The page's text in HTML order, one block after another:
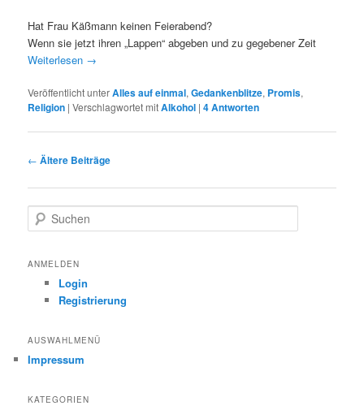
Hat Frau Käßmann keinen Feierabend?
Wenn sie jetzt ihren „Lappen“ abgeben und zu gegebener Zeit
Weiterlesen →
Veröffentlicht unterAlles auf einmal,Gedankenblitze, Promis,
Religion |Verschlagwortet mitAlkohol |4Antworten
Beitragsnavigation
← Ältere Beiträge
u
h
ANMELDEN
Login
Registrierung
AUSWAHLMENÜ
Impressum
KATEGORIEN